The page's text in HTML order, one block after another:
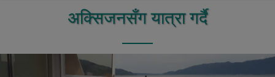
अक्सिजनसँग यात्रा गर्दै